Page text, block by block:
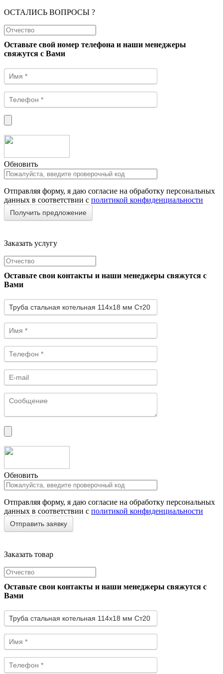
ОСТАЛИСЬ ВОПРОСЫ ?
Оставьте свой номер телефона и наши менеджеры
свяжутся с Вами
Обновить
Отправляя форму, я даю согласие на обработку персональных
данных в соответствии с политикой конфиденциальности
Заказать услугу
Оставьте свои контакты и наши менеджеры свяжутся с
Вами
Обновить
Отправляя форму, я даю согласие на обработку персональных
данных в соответствии с политикой конфиденциальности
Заказать товар
Оставьте свои контакты и наши менеджеры свяжутся с
Вами